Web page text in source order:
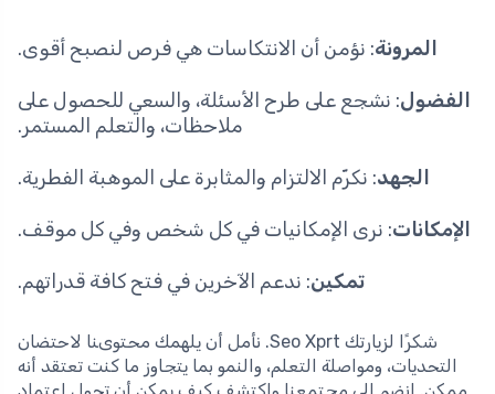
المرونة: نؤمن أن الانتكاسات هي فرص لنصبح أقوى.
الفضول: نشجع على طرح الأسئلة، والسعي للحصول على
ملاحظات، والتعلم المستمر.
الجهد: نكرّم الالتزام والمثابرة على الموهبة الفطرية.
الإمكانات: نرى الإمكانيات في كل شخص وفي كل موقف.
تمكين: ندعم الآخرين في فتح كافة قدراتهم.
شكرًا لزيارتك Seo Xprt. نأمل أن يلهمك محتوىنا لاحتضان
التحديات، ومواصلة التعلم، والنمو بما يتجاوز ما كنت تعتقد أنه